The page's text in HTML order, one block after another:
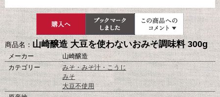
商品名：山崎醸造 大豆を使わないおみそ調味料 300g
メーカー
山崎醸造
カテゴリー
みそ・みそ汁・こうじ
みそ
大豆不使用